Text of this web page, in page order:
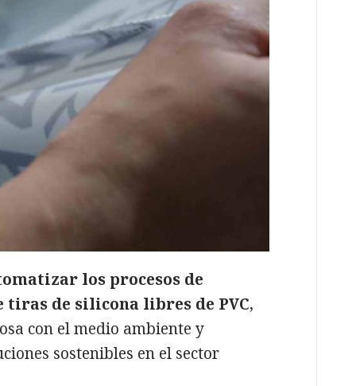
los procesos de
tiras de silicona libres de PVC,
con el medio ambiente y
sostenibles en el sector